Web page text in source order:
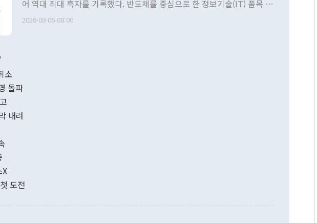
관의 무리한 대북 접근법과 월권을 제어해야 한다는 목소리도 높아지고 있
다. [정동영 통일부 장관이 지난달 23일 오후 서울 종로구 정부서울청사에
무너졌다고도 했다. 또 "현 시점에서 흘러간 선(先)비핵화만 되뇌는 것은
함께 4자 대화의 동력을 확보하기 위해 최선을 다할 것"이라고 말했다. 하
"우리의 선의대로 하는 게 과연 한반도의 평화와 안정에 플러스냐, 결론적
관은 업무보고 사후 브리핑에서 정 장관이 언급한 '4자 회담'에 대해 "이상
어 역대 최대 흑자를 기록했다. 반도체를 중심으로 한 정보기술(IT) 품목 수
료=한국은행] 한국은행이 6일 발표한 '2026년 6월 국제수지(잠정)'에 따르
며 월간 기준 처음으로 1000억달러를 넘어섰다. 상품수입은 644억8000만
196.9% 급증했고 컴퓨터·주변기기(SSD)는 282.7% 증가했다. IT 품목
수출은 160.4% 늘었으며 비IT 품목도 ▲석유제품(47.5%) ▲화공품
기록했지만 지식재산권사용료수지는 전월 흑자에서 4억4000만달러 적자
로 전환됐다. 본원소득수지는 배당소득을 중심으로 32억7000만달러 흑자
는 배당수입이 늘어난 데다 전월 분기배당에 따른 기저효과로 배당지급이
2026-08-06 08:00
소
돌파
내려
X
도전